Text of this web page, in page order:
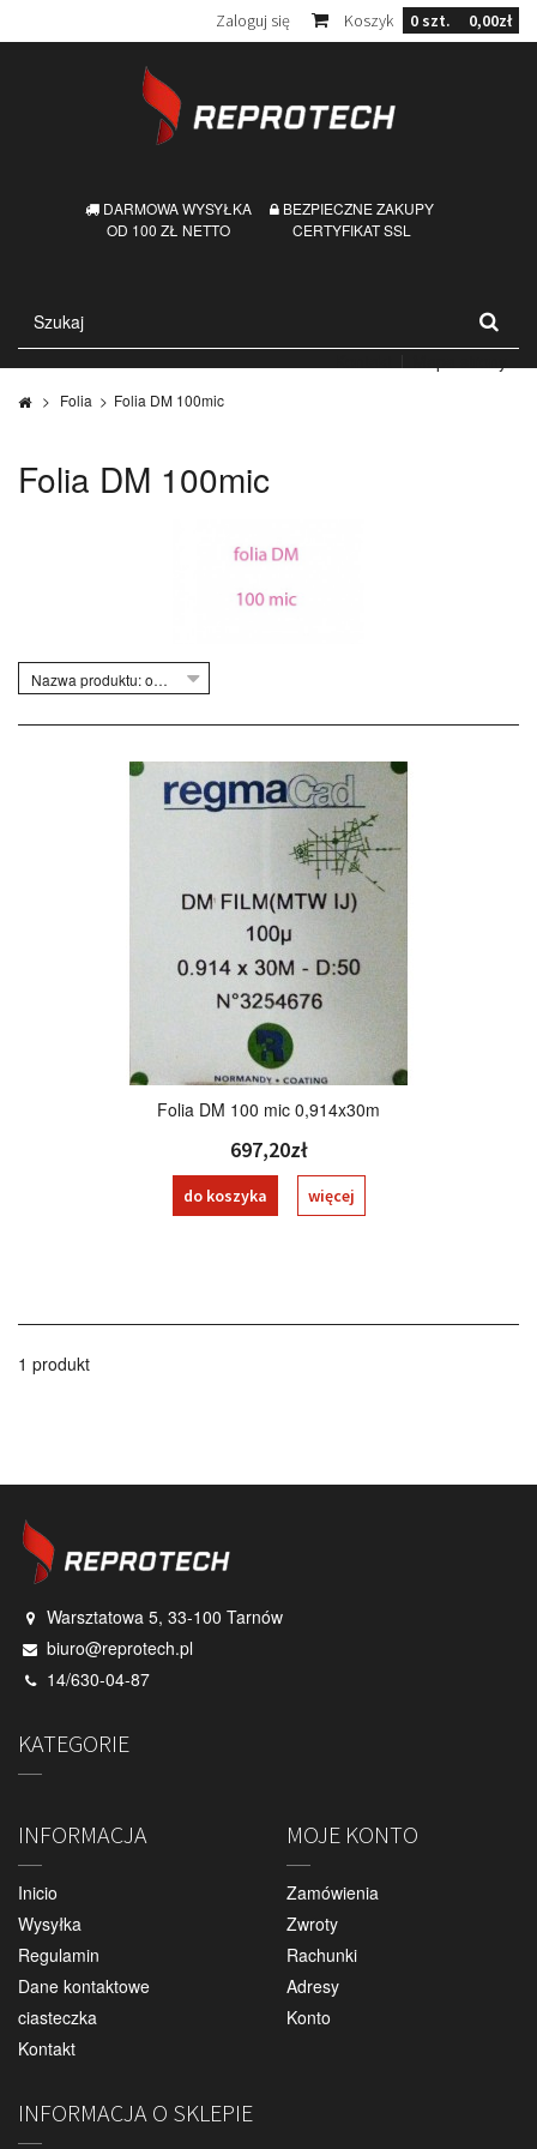
Koszyk 0 szt. 0,00zł
Zaloguj się
DARMOWA WYSYŁKA
OD 100 ZŁ NETTO
BEZPIECZNE ZAKUPY
CERTYFIKAT SSL
> Folia > Folia DM 100mic
Folia DM 100mic
Nazwa produktu: od Z do A
Folia DM 100 mic 0,914x30m
697,20zł
do koszyka więcej
1 produkt
Warsztatowa 5, 33-100 Tarnów
biuro@reprotech.pl
14/630-04-87
KATEGORIE
INFORMACJA
Inicio
Wysyłka
Regulamin
Dane kontaktowe
ciasteczka
Kontakt
MOJE KONTO
Zamówienia
Zwroty
Rachunki
Adresy
Konto
INFORMACJA O SKLEPIE